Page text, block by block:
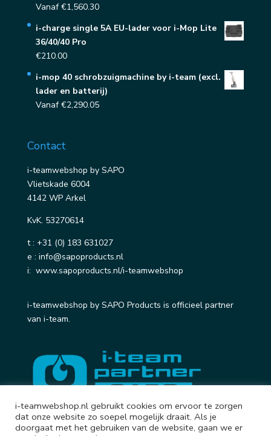
Vanaf€1,560.30
i-charge single 5A EU-lader voor i-Mop Lite
36/40/40 Pro
€210.00
i-mop 40 schrobzuigmachine by i-team (excl.
lader en batterij)
Vanaf€2,290.05
Contact
i-teamwebshop by SAPO
Vlietskade 6004
4142 WP Arkel
KvK. 53270614
t : +31 (0) 183 631027
e : info@sapoproducts.nl
i: www.sapoproducts.nl/i-teamwebshop
i-teamwebshop by SAPO Products is officieel partner
van i-team.
i-teamwebshop.nl gebruikt cookies om ervoor te zorgen
dat onze website zo soepel mogelijk draait. Als je
doorgaat met het gebruiken van de website, gaan we er